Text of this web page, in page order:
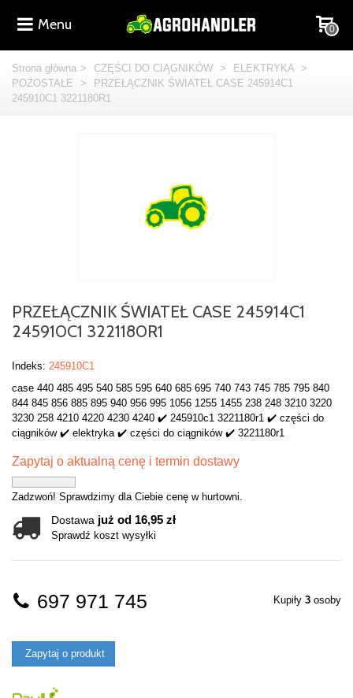
Menu 0
Strona główna > CZĘŚCI DO CIĄGNIKÓW > ELEKTRYKA >
POZOSTAŁE
>
PRZEŁĄCZNIK ŚWIATEŁ CASE 245914C1
245910C1 3221180R1
PRZEŁĄCZNIK ŚWIATEŁ CASE 245914C1
245910C1 3221180R1
Indeks: 245910C1
case 440 485 495 540 585 595 640 685 695 740 743 745 785 795 840
844 845 856 885 895 940 956 995 1056 1255 1455 238 248 3210 3220
3230 258 4210 4220 4230 4240 ✔️ 245910c1 3221180r1 ✔️ części do
ciągników ✔️ elektryka ✔️ części do ciągników ✔️ 3221180r1
Zapytaj o aktualną cenę i termin dostawy
Zadzwoń! Sprawdzimy dla Ciebie cenę w hurtowni.
Dostawa już od 16,95 zł
Sprawdź koszt wysyłki
Kupiły 3 osoby
697 971 745
Zapytaj o produkt